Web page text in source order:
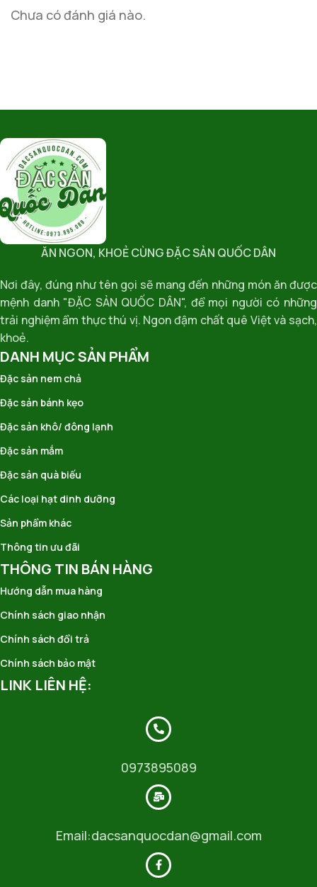
Chưa có đánh giá nào.
ĂN NGON, KHOẺ CÙNG ĐẶC SẢN QUỐC DÂN
Nơi đây, đúng như tên gọi sẽ mang đến những món ăn được
mệnh danh "ĐẶC SẢN QUỐC DÂN", để mọi người có những
trải nghiệm ẩm thực thú vị. Ngon đậm chất quê Việt và sạch,
khoẻ.
DANH MỤC SẢN PHẨM
Đặc sản nem chả
Đặc sản bánh kẹo
Đặc sản khô/ đông lạnh
Đặc sản mắm
Đặc sản quà biếu
Các loại hạt dinh dưỡng
Sản phẩm khác
Thông tin ưu đãi
THÔNG TIN BÁN HÀNG
Hướng dẫn mua hàng
Chính sách giao nhận
Chính sách đổi trả
Chính sách bảo mật
LINK LIÊN HỆ:
0973895089
Email:dacsanquocdan@gmail.com